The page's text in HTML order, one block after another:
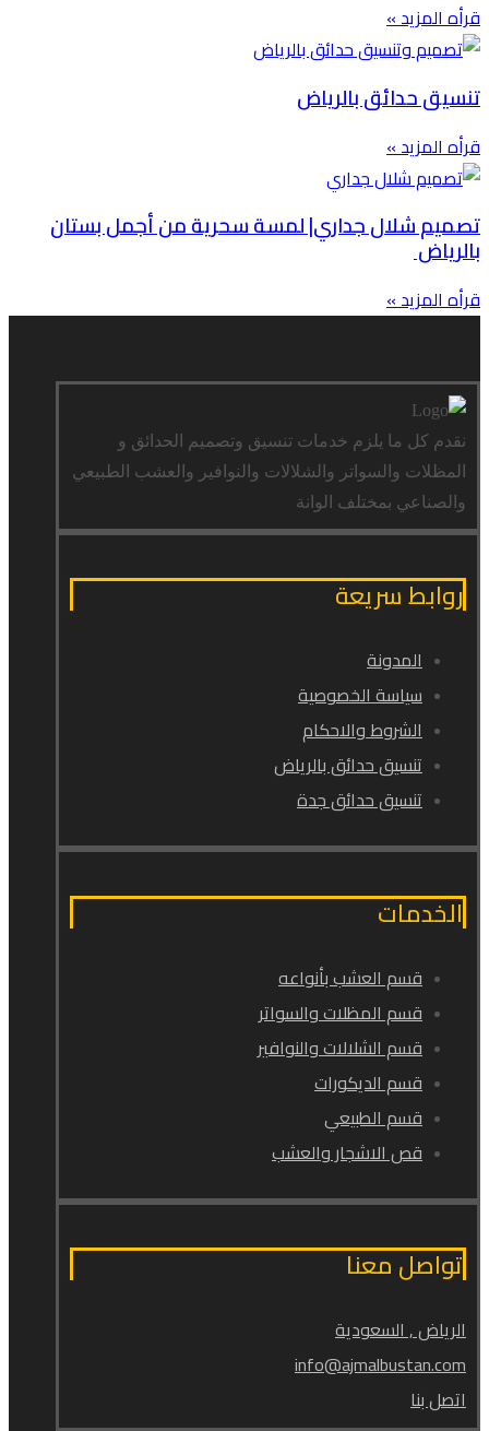
قرأه المزيد »
تنسيق حدائق بالرياض
قرأه المزيد »
تصميم شلال جداري| لمسة سحرية من أجمل بستان
بالرياض
قرأه المزيد »
نقدم كل ما يلزم خدمات تنسيق وتصميم الحدائق و
المظلات والسواتر والشلالات والنوافير والعشب الطبيعي
والصناعي بمختلف الوانة
روابط سريعة
المدونة
سياسة الخصوصية
الشروط والاحكام
تنسيق حدائق بالرياض
تنسيق حدائق جدة
الخدمات
قسم العشب بأنواعه
قسم المظلات والسواتر
قسم الشلالات والنوافير
قسم الديكورات
قسم الطبيعي
قص الاشجار والعشب
تواصل معنا
الرياض , السعودية
info@ajmalbustan.com
اتصل بنا